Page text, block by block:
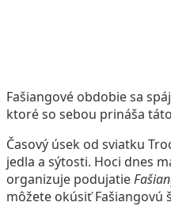
Fašiangové obdobie sa
ktoré so sebou prináša
Časový úsek od sviatku
jedla a sýtosti. Hoci dnes
organizuje podujatie
môžete okúsiť Fašiangovú